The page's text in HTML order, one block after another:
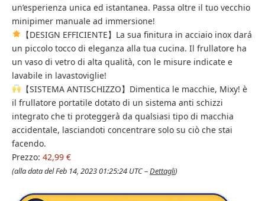
un’esperienza unica ed istantanea. Passa oltre il tuo vecchio
minipimer manuale ad immersione!
【DESIGN EFFICIENTE】La sua finitura in acciaio inox dará
un piccolo tocco di eleganza alla tua cucina. Il frullatore ha
un vaso di vetro di alta qualità, con le misure indicate e
lavabile in lavastoviglie!
【SISTEMA ANTISCHIZZO】Dimentica le macchie, Mixy! è
il frullatore portatile dotato di un sistema anti schizzi
integrato che ti proteggerà da qualsiasi tipo di macchia
accidentale, lasciandoti concentrare solo su ciò che stai
facendo.
Prezzo: 42,99 €
(alla data del Feb 14, 2023 01:25:24 UTC –Dettagli)